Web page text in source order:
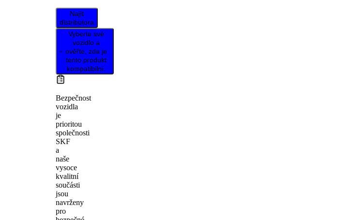
Najít
distributora
Vyberte své
vozidlo a
ověřte, zda je
tento produkt
kompatibilní.
Bezpečnost
vozidla
je
prioritou
společnosti
SKF
a
naše
vysoce
kvalitní
součásti
jsou
navrženy
pro